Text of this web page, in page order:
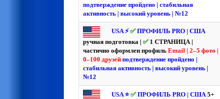
подтверждение пройдено | стабильная
активность | высокий уровень | №12
USA ⚡️✅ ПРОФИЛЬ PRO | США
ручная подготовка | ✅ 1 СТРАНИЦА |
частично оформлен профиль Email | 2–5 фото |
0–100 друзей подтверждение пройдено |
стабильная активность | высокий уровень |
№12
USA ⭐️ ✅ ПРОФИЛЬ PRO | США5+